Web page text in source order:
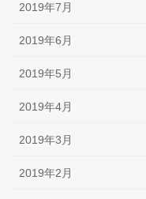
2019年7月
2019年6月
2019年5月
2019年4月
2019年3月
2019年2月